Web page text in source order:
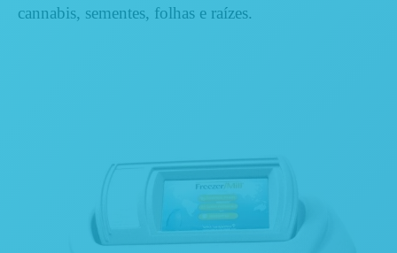
cannabis, sementes, folhas e raízes.